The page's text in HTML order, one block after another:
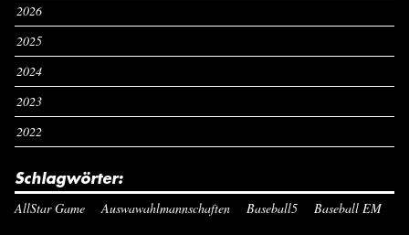
2026
2025
2024
2023
2022
Schlagwörter:
AllStar Game Auswawahlmannschaften Baseball5 Baseball EM